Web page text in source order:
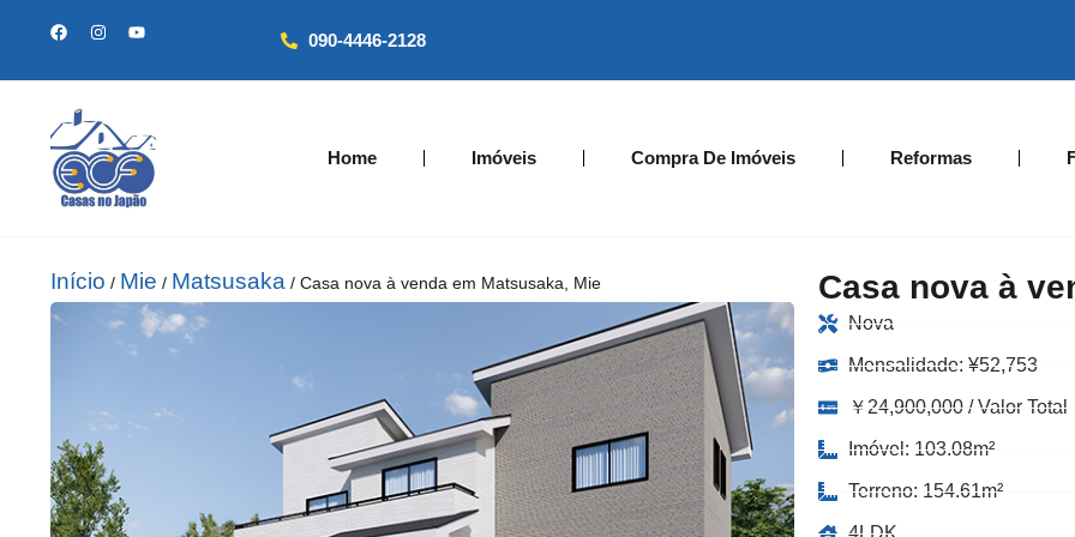
090-4446-2128
Home Imóveis Compra De Imóveis Reformas
Início / Mie / Matsusaka / Casa nova à venda em Matsusaka, Mie Casa nova à
Nova
Mensalidade: ¥52,753
￥24,900,000 / Valor Total
Imóvel: 103.08m²
Terreno: 154.61m²
4LDK